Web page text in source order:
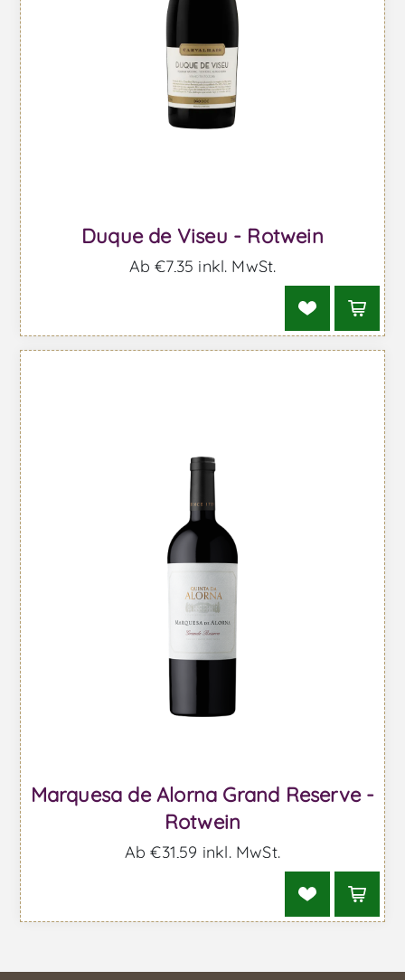
Duque de Viseu - Rotwein
Ab €7,35 inkl. MwSt.
Marquesa de Alorna Grand Reserve -
Rotwein
Ab €31,59 inkl. MwSt.